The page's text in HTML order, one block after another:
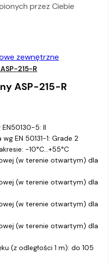
przez Ciebie
zewnętrzne
215-R
ASP-215-R
5: II
EN 50131-1: Grade 2
-10°C...+55°C
(w terenie otwartym) dla
(w terenie otwartym) dla
(w terenie otwartym) dla
(w terenie otwartym) dla
(z odległości 1 m): do 105